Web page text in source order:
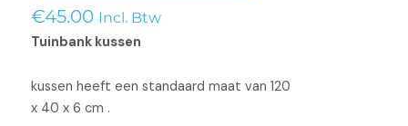
€45.00 Incl. Btw
x
6
Azure
aantal
Tuinbank kussen
kussen heeft een standaard maat van 120
x 40 x 6 cm .